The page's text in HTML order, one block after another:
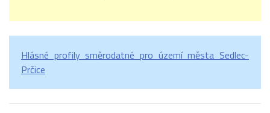
Hlásné profily směrodatné pro území města Sedlec-
Prčice